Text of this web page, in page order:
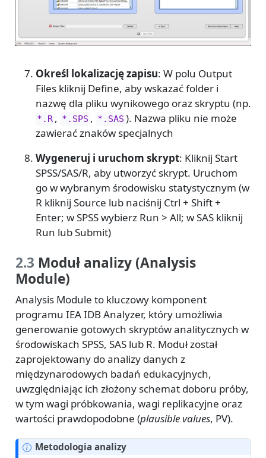
Określ lokalizację zapisu: W polu Output
Files kliknij Define, aby wskazać folder i
nazwę dla pliku wynikowego oraz skryptu (np.
*.R , *.SPS , *.SAS ). Nazwa pliku nie może
zawierać znaków specjalnych
Wygeneruj i uruchom skrypt: Kliknij Start
SPSS/SAS/R, aby utworzyć skrypt. Uruchom
go w wybranym środowisku statystycznym (w
R kliknij Source lub naciśnij Ctrl + Shift +
Enter; w SPSS wybierz Run > All; w SAS kliknij
Run lub Submit)
2.3 Moduł analizy (Analysis
Module)
Analysis Module to kluczowy komponent
programu IEA IDB Analyzer, który umożliwia
generowanie gotowych skryptów analitycznych w
środowiskach SPSS, SAS lub R. Moduł został
zaprojektowany do analizy danych z
międzynarodowych badań edukacyjnych,
uwzględniając ich złożony schemat doboru próby,
w tym wagi próbkowania, wagi replikacyjne oraz
wartości prawdopodobne (plausible values, PV).
Metodologia analizy